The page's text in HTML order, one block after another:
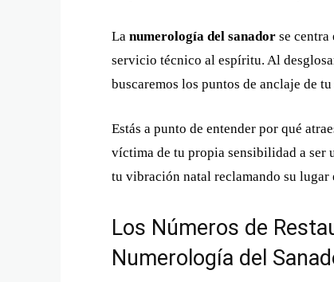
La numerología del sanador se
servicio técnico al espíritu. Al
buscaremos los puntos de anclaje de
Estás a punto de entender por qué
víctima de tu propia sensibilidad a ser
tu vibración natal reclamando su lugar
Los Números de
Numerología del